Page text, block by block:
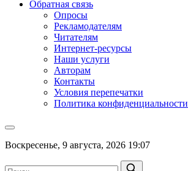
Обратная связь
Опросы
Рекламодателям
Читателям
Интернет-ресурсы
Наши услуги
Авторам
Контакты
Условия перепечатки
Политика конфиденциальности
Воскресенье, 9 августа, 2026 19:07